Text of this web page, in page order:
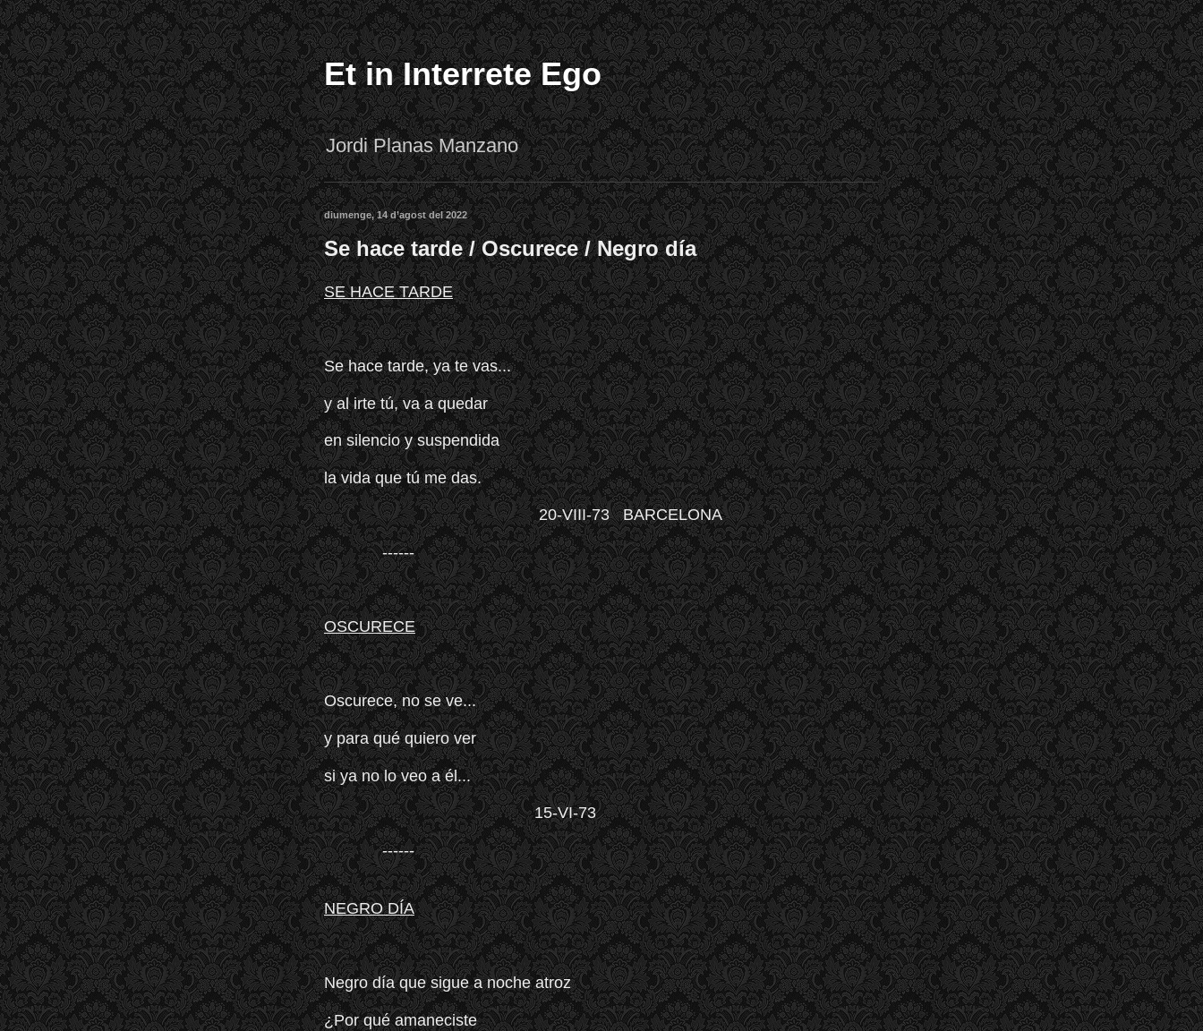
Et in Interrete Ego
Jordi Planas Manzano
diumenge, 14 d’agost del 2022
Se hace tarde / Oscurece / Negro día
SE HACE TARDE
Se hace tarde, ya te vas...
y al irte tú, va a quedar
en silencio y suspendida
la vida que tú me das.
20-VIII-73 BARCELONA
------
OSCURECE
Oscurece, no se ve...
y para qué quiero ver
si ya no lo veo a él...
15-VI-73
------
NEGRO DÍA
Negro día que sigue a noche atroz
¿Por qué amaneciste